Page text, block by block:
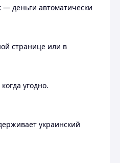
— деньги автоматически
странице или в
угодно.
украинский